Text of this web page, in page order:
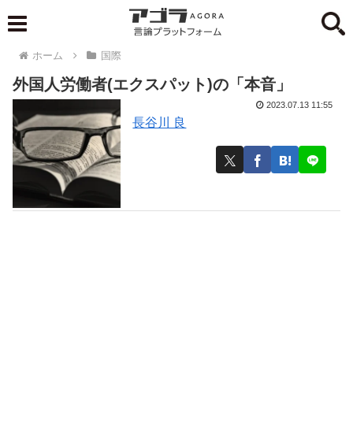
ホーム 国際
外国人労働者(エクスパット)の「本音」
長谷川 良
2023.07.13 11:55